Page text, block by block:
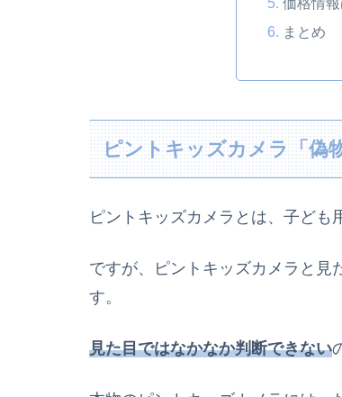
まとめ
ピントキッズカメラ「偽
ピントキッズカメラとは、子ども
ですが、ピントキッズカメラと見
す。
見た目ではなかなか判断できない